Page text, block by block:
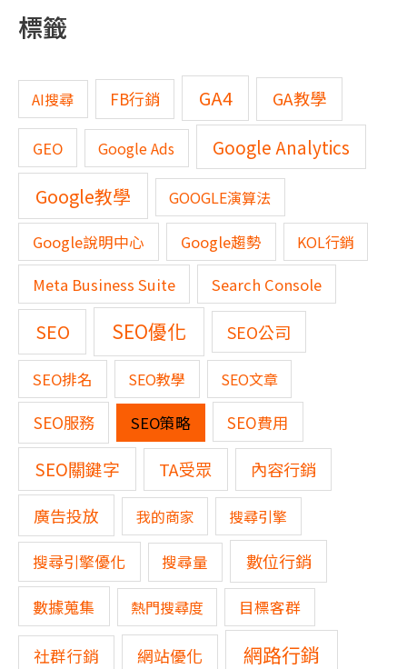
標籤
AI搜尋 FB行銷 GA4 GA教學
GEO Google Ads Google Analytics
Google教學 GOOGLE演算法
Google說明中心 Google趨勢
KOL行銷
Meta Business Suite
Search Console
SEO SEO優化 SEO公司
SEO排名 SEO教學 SEO文章
SEO服務 SEO策略 SEO費用
SEO關鍵字 TA受眾
內容行銷
廣告投放
我的商家 搜尋引擎
搜尋引擎優化 搜尋量 數位行銷
數據蒐集 熱門搜尋度 目標客群
社群行銷 網站優化 網路行銷